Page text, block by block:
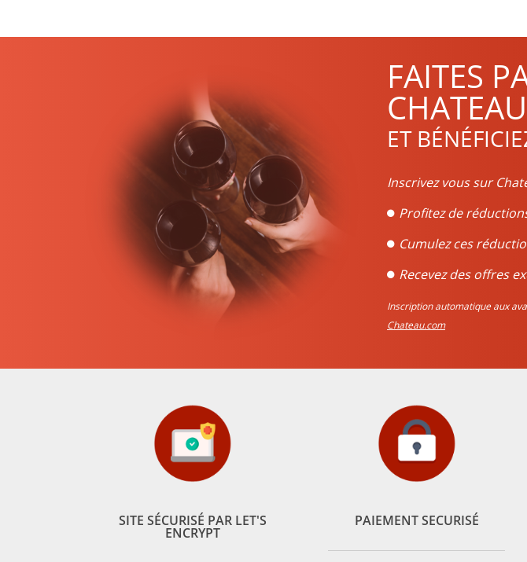
FAITES
ET
Inscrivez vous sur
Profitez de
Cumulez ces
Recevez des offres
Inscription automatique aux
Chateau.com
SITE SÉCURISÉ PAR LET'S
ENCRYPT
PAIEMENT SECURISÉ